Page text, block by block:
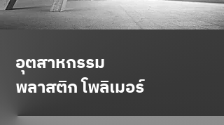
อุตสาหกรรม
พลาสติก โพลิเมอร์